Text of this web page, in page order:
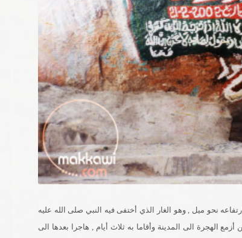
نحو ميل , وهو الغار الذي أختفى فيه النبي صلى الله عليه
الهجرة الى المدينة وأقاما به ثلاث أيام , هاجرا بعدها الى